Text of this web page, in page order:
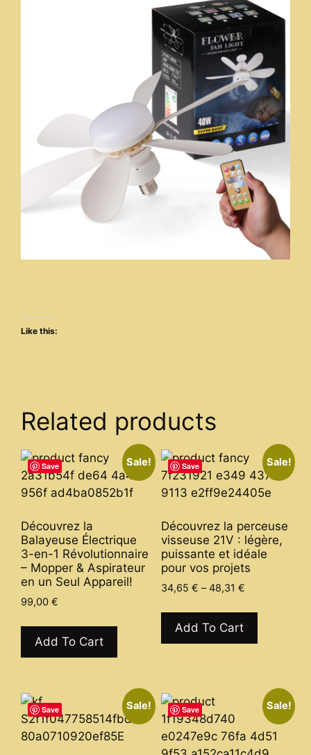
Like this:
Related products
Save Sale!
Découvrez la
Balayeuse Électrique
3-en-1 Révolutionnaire
– Mopper & Aspirateur
en un Seul Appareil!
99,00 €
Add To Cart
has
variants.
The
options
may
Save Sale!
Découvrez la perceuse
visseuse 21V : légère,
puissante et idéale
pour vos projets
34,65 € – 48,31 €Price
34,65 €
48,31 €
Add To Cart
has
The
options
may
be
Save Sale! Save Sale!